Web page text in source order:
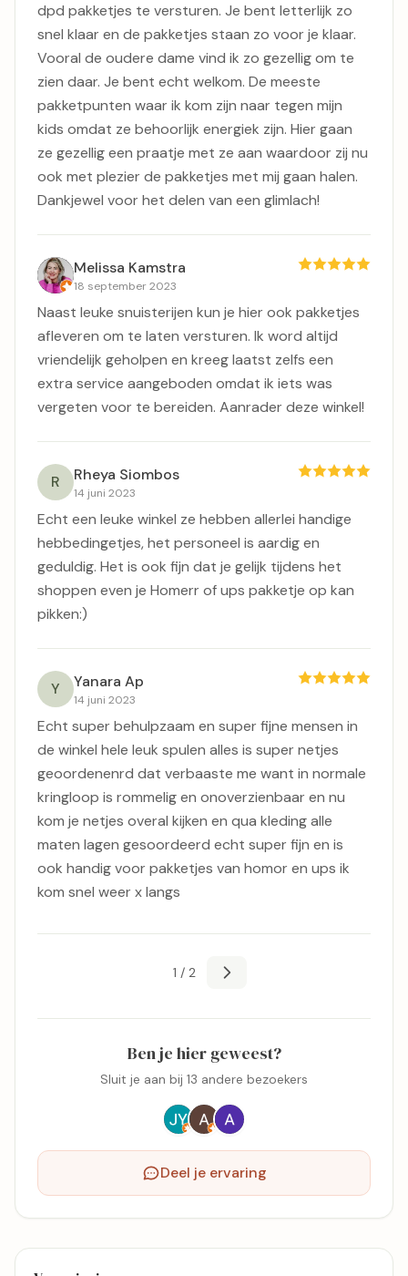
dpd pakketjes te versturen. Je bent letterlijk zo
snel klaar en de pakketjes staan zo voor je klaar.
Vooral de oudere dame vind ik zo gezellig om te
zien daar. Je bent echt welkom. De meeste
pakketpunten waar ik kom zijn naar tegen mijn
kids omdat ze behoorlijk energiek zijn. Hier gaan
ze gezellig een praatje met ze aan waardoor zij nu
ook met plezier de pakketjes met mij gaan halen.
Dankjewel voor het delen van een glimlach!
Melissa Kamstra
18 september 2023
Naast leuke snuisterijen kun je hier ook pakketjes
afleveren om te laten versturen. Ik word altijd
vriendelijk geholpen en kreeg laatst zelfs een
extra service aangeboden omdat ik iets was
vergeten voor te bereiden. Aanrader deze winkel!
R Rheya Siombos
14 juni 2023
Echt een leuke winkel ze hebben allerlei handige
hebbedingetjes, het personeel is aardig en
geduldig. Het is ook fijn dat je gelijk tijdens het
shoppen even je Homerr of ups pakketje op kan
pikken:)
Y Yanara Ap
14 juni 2023
Echt super behulpzaam en super fijne mensen in
de winkel hele leuk spulen alles is super netjes
geoordenenrd dat verbaaste me want in normale
kringloop is rommelig en onoverzienbaar en nu
kom je netjes overal kijken en qua kleding alle
maten lagen gesoordeerd echt super fijn en is
ook handig voor pakketjes van homor en ups ik
kom snel weer x langs
1 / 2
Ben je hier geweest?
Sluit je aan bij 13 andere bezoekers
Deel je ervaring